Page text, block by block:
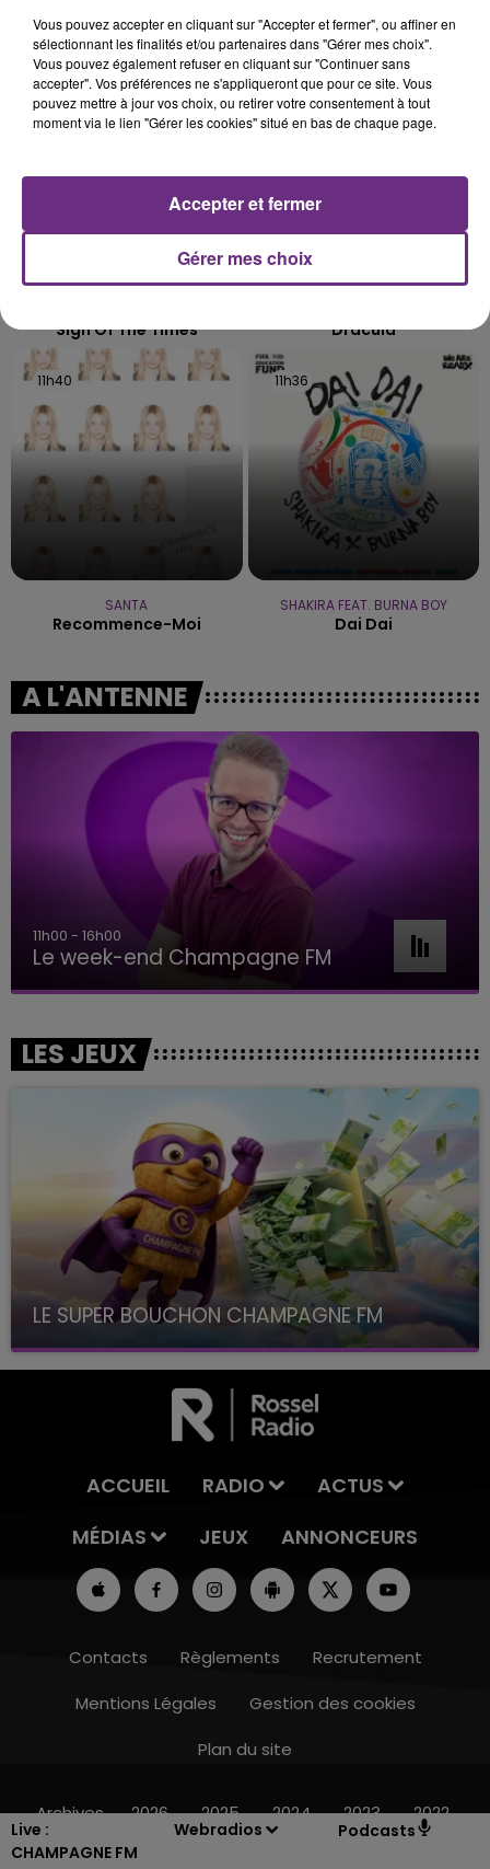
Live :
CHAMPAGNE FM
Webradios Podcasts
TITRES DIFFUSÉS
11h46
11h46
Sign Of The Times
11h43
11h43
Dracula
11h40
11h40
SANTA
Recommence-Moi
11h36
11h36
SHAKIRA FEAT. BURNA BOY
Dai Dai
A L'ANTENNE
11h00 - 16h00
Le week-end Champagne FM
LES JEUX
LE SUPER BOUCHON CHAMPAGNE FM
avec La Famille Champagne FM, à 8H10
ACCUEIL RADIO
ACTUS
MÉDIAS
JEUX ANNONCEURS
Contacts Règlements
Recrutement
Mentions Légales
Gestion des cookies
Plan du site
Archives 2026 2025 2024 2023 2022
Vous pouvez accepter en cliquant sur "Accepter et fermer", ou affiner en
sélectionnant les finalités et/ou partenaires dans "Gérer mes choix".
Vous pouvez également refuser en cliquant sur "Continuer sans
accepter". Vos préférences ne s'appliqueront que pour ce site. Vous
pouvez mettre à jour vos choix, ou retirer votre consentement à tout
moment via le lien "Gérer les cookies" situé en bas de chaque page.
Gérer mes choix
Accepter et fermer